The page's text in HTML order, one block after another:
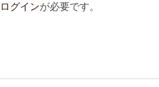
ログインが必要です。